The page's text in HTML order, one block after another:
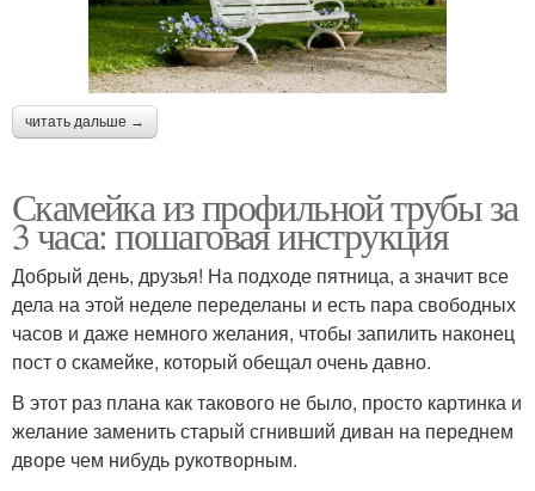
читать дальше →
Скамейка из профильной трубы за
3 часа: пошаговая инструкция
Добрый день, друзья! На подходе пятница, а значит все
дела на этой неделе переделаны и есть пара свободных
часов и даже немного желания, чтобы запилить наконец
пост о скамейке, который обещал очень давно.
В этот раз плана как такового не было, просто картинка и
желание заменить старый сгнивший диван на переднем
дворе чем нибудь рукотворным.